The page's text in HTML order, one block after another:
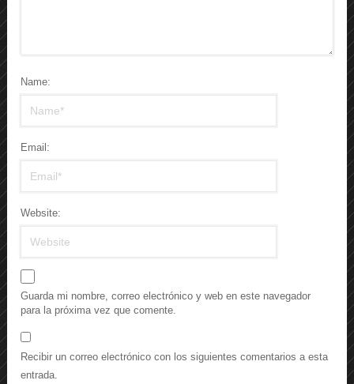
Name:
Email:
Website:
Guarda mi nombre, correo electrónico y web en este navegador
para la próxima vez que comente.
Recibir un correo electrónico con los siguientes comentarios a esta
entrada.